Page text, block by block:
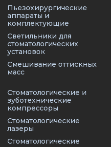
Пьезохирургические
аппараты и
комплектующие
Светильники для
стоматологических
установок
Смешивание оттискных
масс
Стоматологические и
зуботехнические
компрессоры
Стоматологические
лазеры
Стоматологические